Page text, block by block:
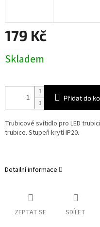
179 Kč
cena:
Skladem
Přidat do
Trubicové svítidlo pro LED
trubice. Stupeň krytí IP20.
Detailní informace
ZEPTAT SE SDÍLET